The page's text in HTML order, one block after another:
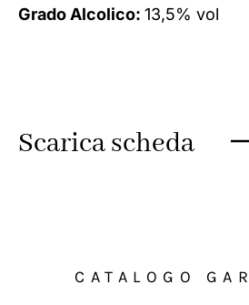
Grado Alcolico: 13,5% vol
Scarica scheda
CATALOGO